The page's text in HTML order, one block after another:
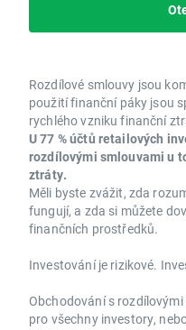
Rozdílové smlouvy jsou
použití finanční páky jsou
rychlého vzniku finanční
U 77 % účtů retailových
rozdílovými smlouvami u
ztráty.
Měli byste zvážit, zda
fungují, a zda si můžete
finančních prostředků.
Investování je rizikové.
Obchodování s
pro všechny investory,